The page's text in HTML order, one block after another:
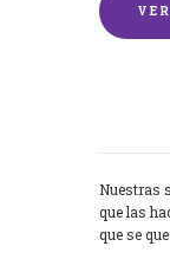
Nuestras
que las
que se